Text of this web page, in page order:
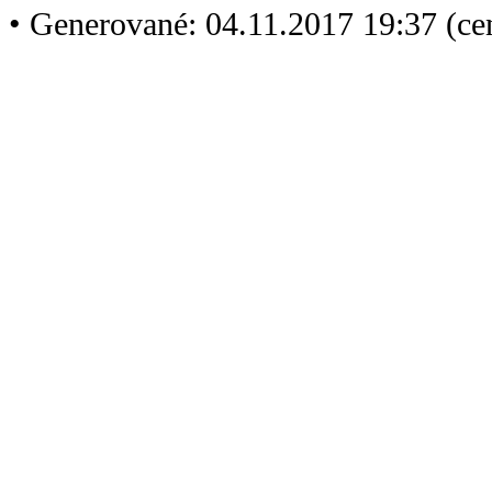
• Generované: 04.11.2017 19:37